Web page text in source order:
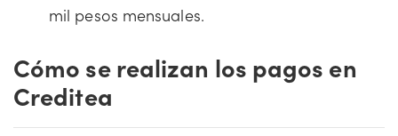
mil pesos mensuales.
Cómo se realizan los pagos en
Creditea